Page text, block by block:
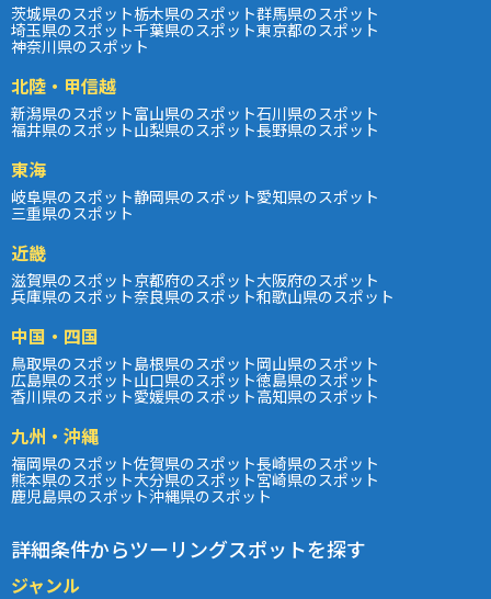
茨城県のスポット栃木県のスポット群馬県のスポット
埼玉県のスポット千葉県のスポット東京都のスポット
神奈川県のスポット
北陸・甲信越
新潟県のスポット富山県のスポット石川県のスポット
福井県のスポット山梨県のスポット長野県のスポット
東海
岐阜県のスポット静岡県のスポット愛知県のスポット
三重県のスポット
近畿
滋賀県のスポット京都府のスポット大阪府のスポット
兵庫県のスポット奈良県のスポット和歌山県のスポット
中国・四国
鳥取県のスポット島根県のスポット岡山県のスポット
広島県のスポット山口県のスポット徳島県のスポット
香川県のスポット愛媛県のスポット高知県のスポット
九州・沖縄
福岡県のスポット佐賀県のスポット長崎県のスポット
熊本県のスポット大分県のスポット宮崎県のスポット
鹿児島県のスポット沖縄県のスポット
詳細条件からツーリングスポットを探す
ジャンル